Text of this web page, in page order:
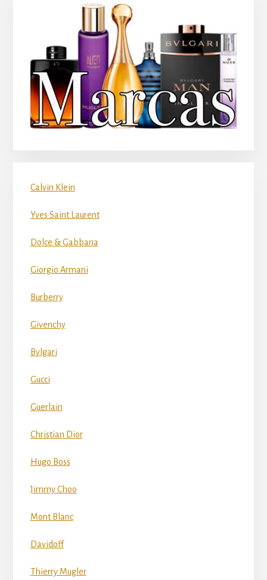
Calvin Klein
Yves Saint Laurent
Dolce & Gabbana
Giorgio Armani
Burberry
Givenchy
Bvlgari
Gucci
Guerlain
Christian Dior
Hugo Boss
Jimmy Choo
Mont Blanc
Davidoff
Thierry Mugler